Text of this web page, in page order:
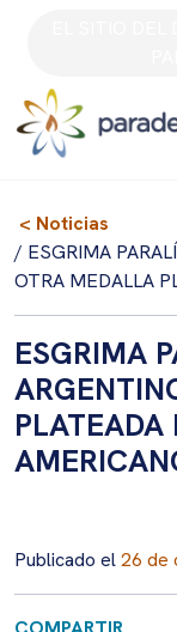
< Noticias
/ ESGRIMA
OTRA MEDALLA
ESGRIMA
PLATEADA
Publicado el26 de